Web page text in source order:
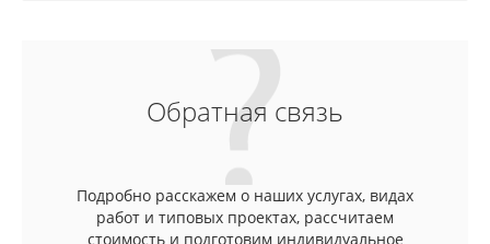
Обратная связь
Подробно расскажем о наших услугах, видах
работ и типовых проектах, рассчитаем
стоимость и подготовим индивидуальное